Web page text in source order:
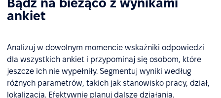
Bądź na bieżąco z wynikami
ankiet
Analizuj w dowolnym momencie wskaźniki odpowiedzi
dla wszystkich ankiet i przypominaj się osobom, które
jeszcze ich nie wypełniły. Segmentuj wyniki według
różnych parametrów, takich jak stanowisko pracy, dział,
lokalizacja. Efektywnie planuj dalsze działania.